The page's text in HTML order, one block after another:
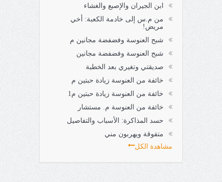
ابن الجيران والإصبع والغشاء
من م.س إلى خادمة الكعبة: أخي
مريض!
شبح العنوسة وفضفضة مجانين م
شبح العنوسة وفضفضة مجانين
صديقتي وتغيري بعد الخطبة
خائفة من العنوسة زيادة حبتين م
خائفة من العنوسة زيادة حبتين م1
خائفة من العنوسة م. مستشار
حسد المذاكرة: الأسباب والتفاصيل
متفوقة ويهربون مني
مشاهدة الكل